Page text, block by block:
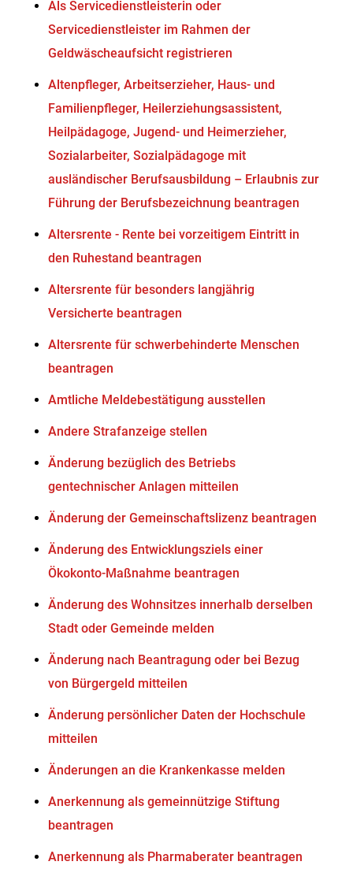
Als Servicedienstleisterin oder
Servicedienstleister im Rahmen der
Geldwäscheaufsicht registrieren
Altenpfleger, Arbeitserzieher, Haus- und
Familienpfleger, Heilerziehungsassistent,
Heilpädagoge, Jugend- und Heimerzieher,
Sozialarbeiter, Sozialpädagoge mit
ausländischer Berufsausbildung – Erlaubnis zur
Führung der Berufsbezeichnung beantragen
Altersrente - Rente bei vorzeitigem Eintritt in
den Ruhestand beantragen
Altersrente für besonders langjährig
Versicherte beantragen
Altersrente für schwerbehinderte Menschen
beantragen
Amtliche Meldebestätigung ausstellen
Andere Strafanzeige stellen
Änderung bezüglich des Betriebs
gentechnischer Anlagen mitteilen
Änderung der Gemeinschaftslizenz beantragen
Änderung des Entwicklungsziels einer
Ökokonto-Maßnahme beantragen
Änderung des Wohnsitzes innerhalb derselben
Stadt oder Gemeinde melden
Änderung nach Beantragung oder bei Bezug
von Bürgergeld mitteilen
Änderung persönlicher Daten der Hochschule
mitteilen
Änderungen an die Krankenkasse melden
Anerkennung als gemeinnützige Stiftung
beantragen
Anerkennung als Pharmaberater beantragen